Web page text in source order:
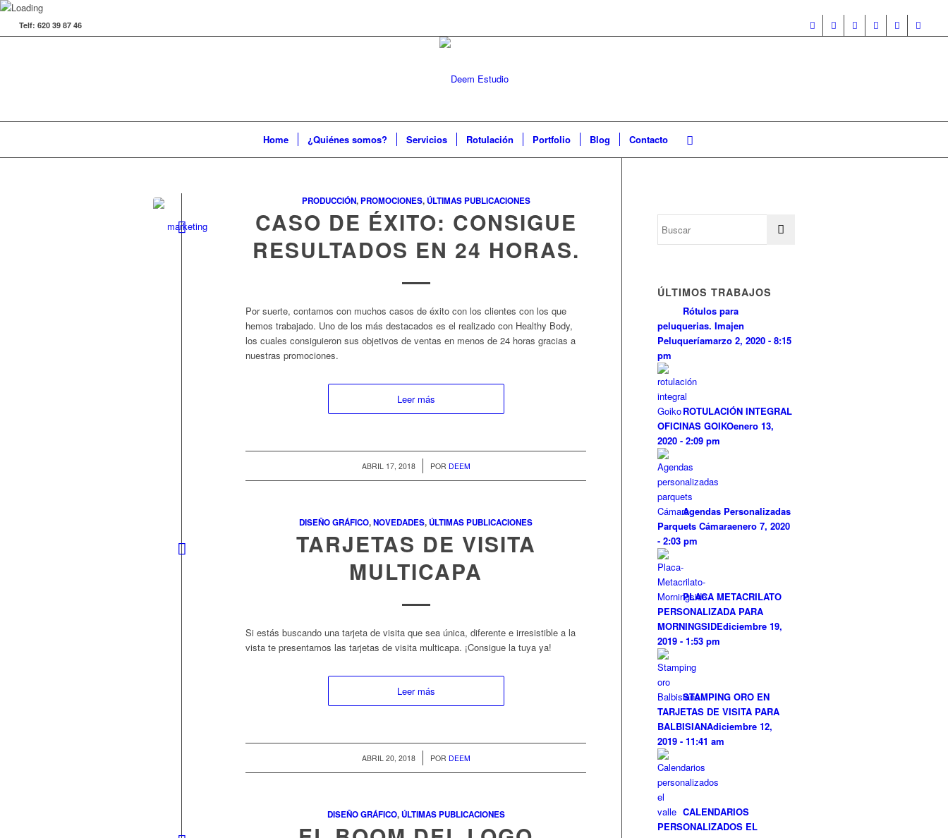
Telf: 620 39 87 46
Home ¿Quiénes somos? Servicios Rotulación Portfolio Blog Contacto
PRODUCCIÓN,PROMOCIONES,ÚLTIMAS PUBLICACIONES
CASO DE ÉXITO: CONSIGUE
RESULTADOS EN 24 HORAS.
Por suerte, contamos con muchos casos de éxito con los clientes con los que
hemos trabajado. Uno de los más destacados es el realizado con Healthy Body,
los cuales consiguieron sus objetivos de ventas en menos de 24 horas gracias a
nuestras promociones.
Leer más
ABRIL 17, 2018
/ POR DEEM
DISEÑO GRÁFICO,NOVEDADES,ÚLTIMAS PUBLICACIONES
TARJETAS DE VISITA
MULTICAPA
Si estás buscando una tarjeta de visita que sea única, diferente e irresistible a la
vista te presentamos las tarjetas de visita multicapa. ¡Consigue la tuya ya!
Leer más
ABRIL 20, 2018
/ POR DEEM
DISEÑO GRÁFICO,ÚLTIMAS PUBLICACIONES
ÚLTIMOS TRABAJOS
Rótulos para
peluquerias. Imajen
Peluqueríamarzo 2, 2020 - 8:15
pm
ROTULACIÓN INTEGRAL
OFICINAS GOIKOenero 13,
2020 - 2:09 pm
Agendas Personalizadas
Parquets Cámaraenero 7, 2020
- 2:03 pm
PLACA METACRILATO
PERSONALIZADA PARA
MORNINGSIDEdiciembre 19,
2019 - 1:53 pm
STAMPING ORO EN
TARJETAS DE VISITA PARA
BALBISIANAdiciembre 12,
2019 - 11:41 am
CALENDARIOS
PERSONALIZADOS EL